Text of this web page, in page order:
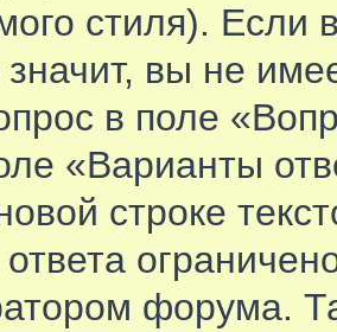
стиля). Если
вы не
в поле
«Варианты
строке
форума.